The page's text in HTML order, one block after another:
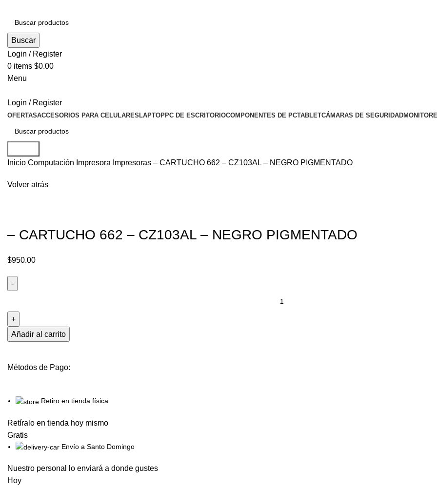
Buscar
Login / Register
0 items $0.00
Menu
Login / Register
OFERTASACCESORIOS PARA CELULARES LAPTOPPC DE ESCRITORIOCOMPONENTES DE PCTABLETCÁMARAS DE SEGURIDAD
Inicio Computación Impresora Impresoras – CARTUCHO 662 – CZ103AL – NEGRO PIGMENTADO
Volver atrás
– CARTUCHO 662 – CZ103AL – NEGRO PIGMENTADO
$950.00
662
NEGRO
Añadir al carrito
Métodos de Pago:
Retiro en tienda física
Retíralo en tienda hoy mismo
Gratis
Envío a Santo Domingo
Nuestro personal lo enviará a donde gustes
Hoy